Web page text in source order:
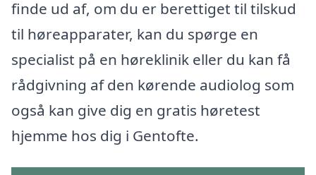
finde ud af, om du er berettiget til tilskud
til høreapparater, kan du spørge en
specialist på en høreklinik eller du kan få
rådgivning af den kørende audiolog som
også kan give dig en gratis høretest
hjemme hos dig i Gentofte.